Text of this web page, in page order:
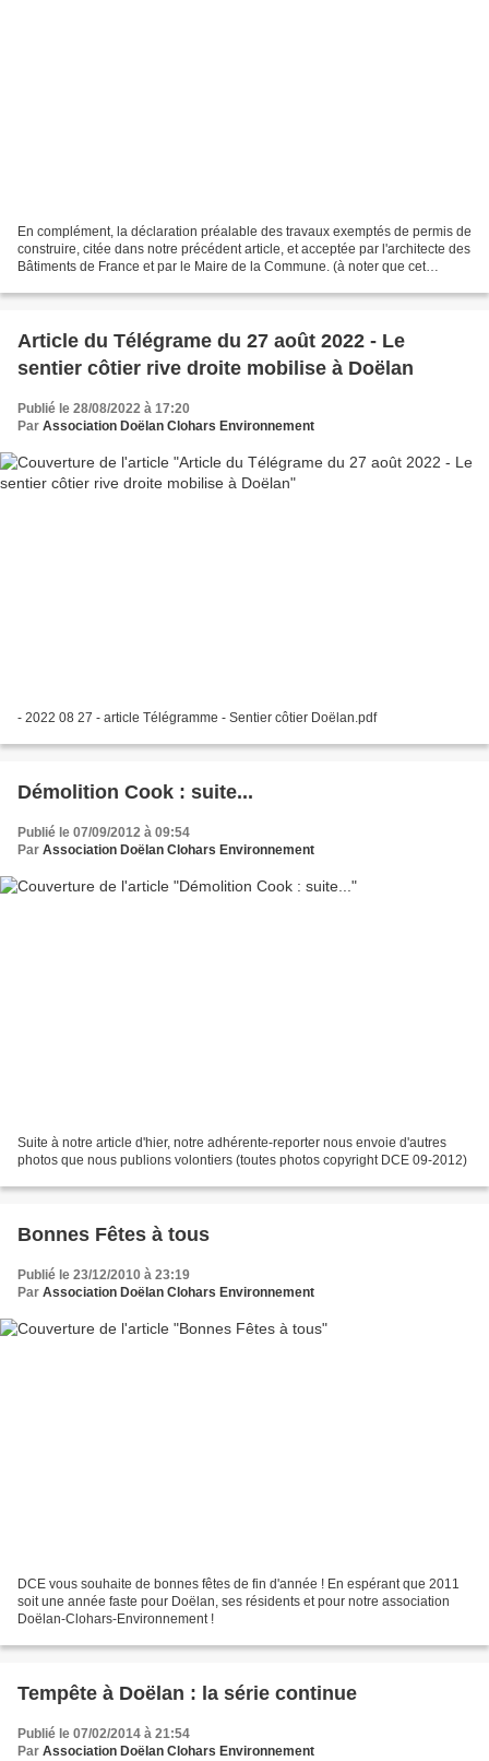
En complément, la déclaration préalable des travaux exemptés de permis de
construire, citée dans notre précédent article, et acceptée par l'architecte des
Bâtiments de France et par le Maire de la Commune. (à noter que cet
Article du Télégrame du 27 août 2022 - Le
sentier côtier rive droite mobilise à Doëlan
Publié le 28/08/2022 à 17:20
Par Association Doëlan Clohars Environnement
- 2022 08 27 - article Télégramme - Sentier côtier Doëlan.pdf
Démolition Cook : suite...
Publié le 07/09/2012 à 09:54
Par Association Doëlan Clohars Environnement
Suite à notre article d'hier, notre adhérente-reporter nous envoie d'autres
photos que nous publions volontiers (toutes photos copyright DCE 09-2012)
Bonnes Fêtes à tous
Publié le 23/12/2010 à 23:19
Par Association Doëlan Clohars Environnement
DCE vous souhaite de bonnes fêtes de fin d'année ! En espérant que 2011
soit une année faste pour Doëlan, ses résidents et pour notre association
Doëlan-Clohars-Environnement !
Tempête à Doëlan : la série continue
Publié le 07/02/2014 à 21:54
Par Association Doëlan Clohars Environnement